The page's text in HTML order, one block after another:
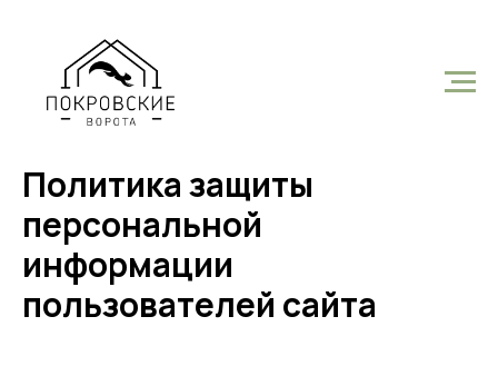
Политика защиты
персональной
информации
пользователей сайта